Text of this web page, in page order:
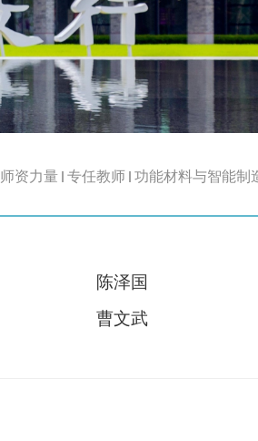
师资力量 专任教师 功能材料与智能制
陈泽国
曹文武